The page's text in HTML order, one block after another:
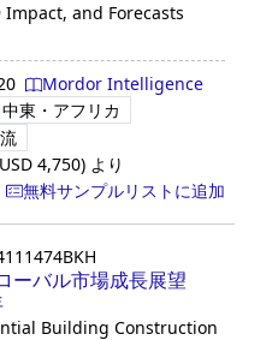
Impact, and Forecasts
Mordor Intelligence
中東・アフリカ
4,750) より
無料サンプルリストに追加
ーバル市場成長展望
Building Construction